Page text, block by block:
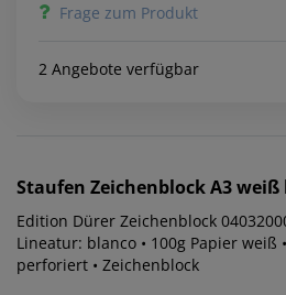
Frage zum Produkt
2 Angebote verfügbar
Staufen Zeichenblock A3
Edition Dürer Zeichenblock
Lineatur: blanco • 100g Papier weiß
perforiert • Zeichenblock